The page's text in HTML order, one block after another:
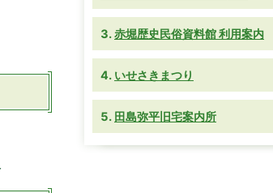
赤堀歴史民俗資料館 利用案内
いせさきまつり
田島弥平旧宅案内所